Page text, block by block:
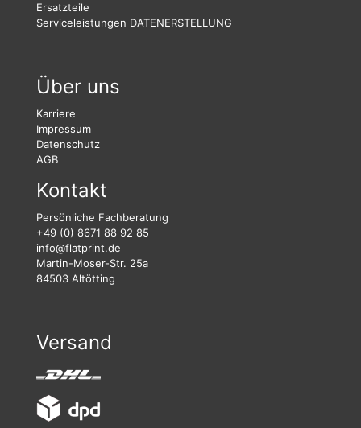
Ersatzteile
Serviceleistungen DATENERSTELLUNG
Über uns
Karriere
Impressum
Datenschutz
AGB
Kontakt
Persönliche Fachberatung
+49 (0) 8671 88 92 85
info@flatprint.de
Martin-Moser-Str. 25a
84503 Altötting
Versand